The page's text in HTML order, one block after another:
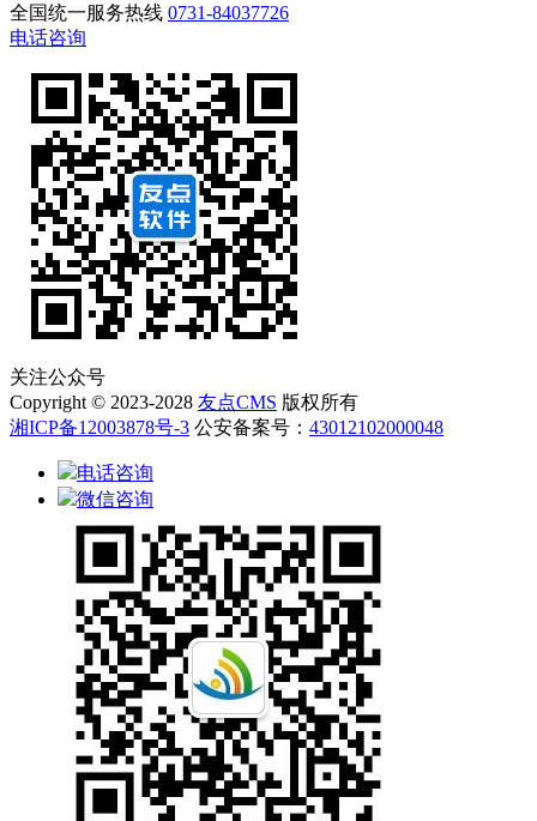
全国统一服务热线 0731-84037726
电话咨询
关注公众号
Copyright © 2023-2028 友点CMS 版权所有
湘ICP备12003878号-3 公安备案号： 43012102000048
电话咨询
微信咨询